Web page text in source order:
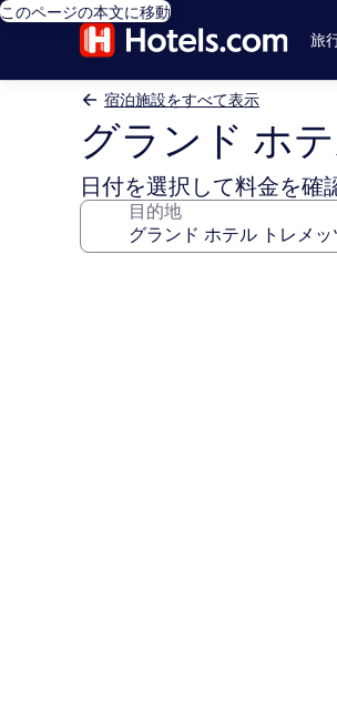
このページの本文に移動
旅
宿泊施設をすべて表示
グランド ホ
日付を選択して料金を確
目的地